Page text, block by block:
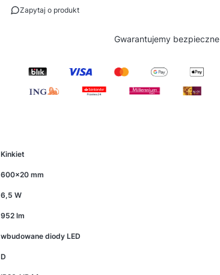
Zapytaj o produkt
Gwarantujemy bezpieczne
Kinkiet
600x20 mm
6,5 W
952 lm
wbudowane diody LED
D